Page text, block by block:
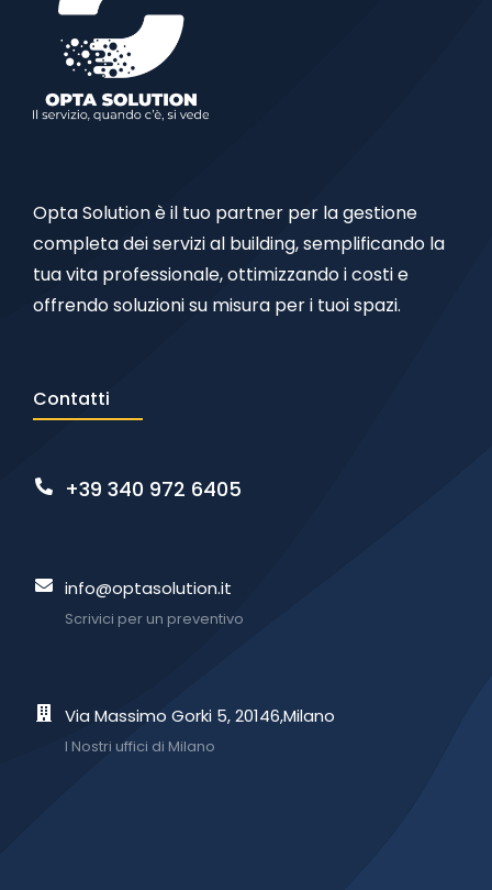
Opta Solution è il tuo partner per la gestione
completa dei servizi al building, semplificando la
tua vita professionale, ottimizzando i costi e
offrendo soluzioni su misura per i tuoi spazi.
Contatti
+39 340 972 6405
info@optasolution.it
Scrivici per un preventivo
Via Massimo Gorki 5, 20146,Milano
I Nostri uffici di Milano